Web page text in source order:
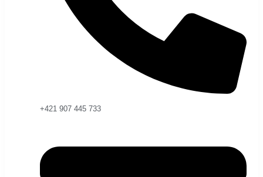
+421 907 445 733